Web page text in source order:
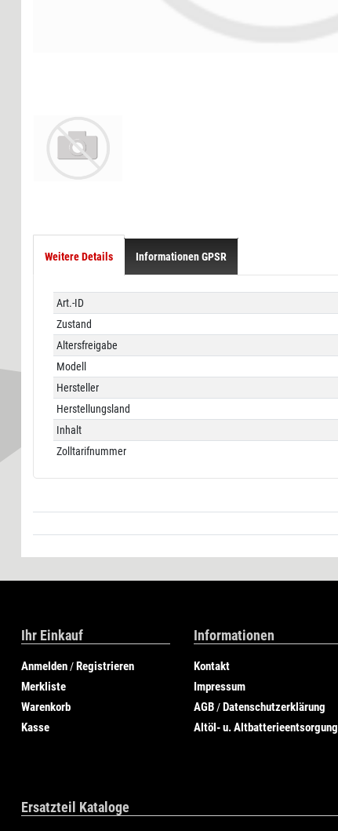
Weitere Details Informationen GPSR
Technisches
Merkmal
Wert
Art.-ID
Zustand
Altersfreigabe
Modell
Hersteller
Herstellungsland
Inhalt
Zolltarifnummer
Ihr Einkauf
Anmelden /Registrieren
Merkliste
Warenkorb
Kasse
Informationen
Kontakt
Impressum
AGB /Datenschutzerklärung
Altöl- u. Altbatterieentsorgung
Ersatzteil Kataloge